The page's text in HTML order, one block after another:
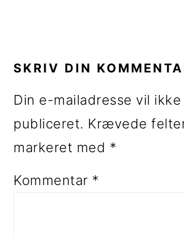
SKRIV DIN
Din e-mailadresse vil
publiceret. Krævede
markeret med *
Kommentar *